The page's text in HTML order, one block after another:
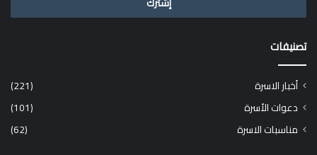
تصنيفات
أخبار الاسرة
(221)
دعوات الأسرة
(101)
مناسبات الاسرة
(62)